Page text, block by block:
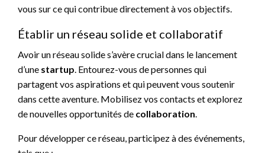
vous sur ce qui contribue directement à vos objectifs.
Établir un réseau solide et collaboratif
Avoir un réseau solide s’avère crucial dans le lancement
d’une startup . Entourez-vous de personnes qui
partagent vos aspirations et qui peuvent vous soutenir
dans cette aventure. Mobilisez vos contacts et explorez
de nouvelles opportunités de collaboration
Pour développer ce réseau, participez à des événements,